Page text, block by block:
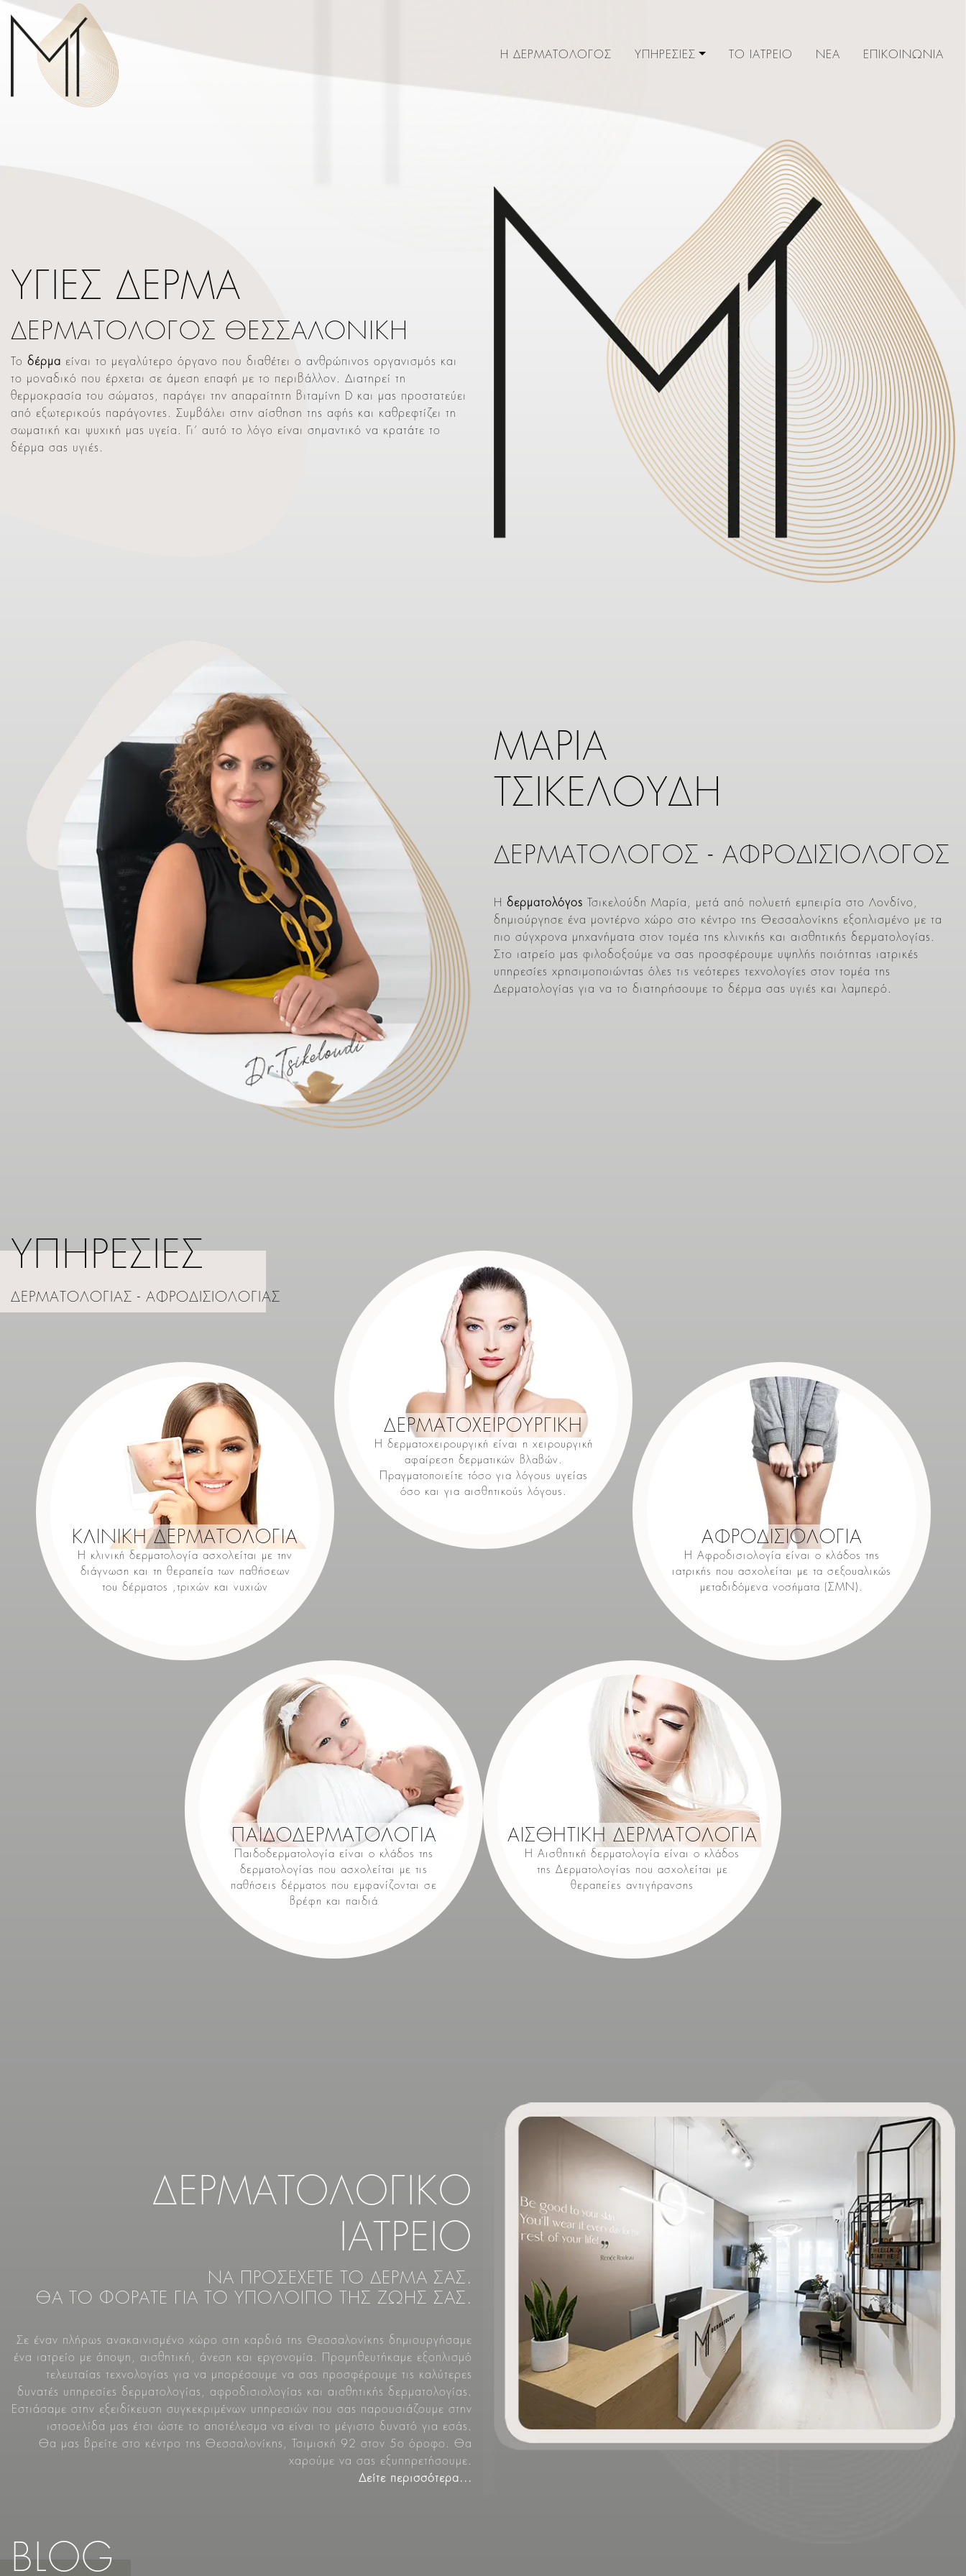
Η ΔΕΡΜΑΤΟΛΟΓΟΣ ΥΠΗΡΕΣΙΕΣ ΤΟ ΙΑΤΡΕΙΟ ΝΕΑ ΕΠΙΚΟΙΝΩΝΙΑ
ΥΓΙΕΣ ΔΕΡΜΑ
ΔΕΡΜΑΤΟΛΟΓΟΣ ΘΕΣΣΑΛΟΝΙΚΗ
Το δέρμα είναι το μεγαλύτερο όργανο που διαθέτει ο ανθρώπινος οργανισμός και
το μοναδικό που έρχεται σε άμεση επαφή με το περιβάλλον. Διατηρεί τη
θερμοκρασία του σώματος, παράγει την απαραίτητη βιταμίνη D και μας προστατεύει
από εξωτερικούς παράγοντες. Συμβάλει στην αίσθηση της αφής και καθρεφτίζει τη
σωματική και ψυχική μας υγεία. Γι’ αυτό το λόγο είναι σημαντικό να κρατάτε το
δέρμα σας υγιές.
ΜΑΡΙΑ
ΤΣΙΚΕΛΟΥΔΗ
ΔΕΡΜΑΤΟΛΟΓΟΣ - ΑΦΡΟΔΙΣΙΟΛΟΓΟΣ
Η δερματολόγος Τσικελούδη Μαρία, μετά από πολυετή εμπειρία στο Λονδίνο,
δημιούργησε ένα μοντέρνο χώρο στο κέντρο της Θεσσαλονίκης εξοπλισμένο με τα
πιο σύγχρονα μηχανήματα στον τομέα της κλινικής και αισθητικής δερματολογίας.
Στο ιατρείο μας φιλοδοξούμε να σας προσφέρουμε υψηλής ποιότητας ιατρικές
υπηρεσίες χρησιμοποιώντας όλες τις νεότερες τεχνολογίες στον τομέα της
Δερματολογίας για να το διατηρήσουμε το δέρμα σας υγιές και λαμπερό.
ΥΠΗΡΕΣΙΕΣ
ΔΕΡΜΑΤΟΛΟΓΙΑΣ - ΑΦΡΟΔΙΣΙΟΛΟΓΙΑΣ
ΚΛΙΝΙΚΗ ΔΕΡΜΑΤΟΛΟΓΙΑ
Η κλινική δερματολογία ασχολείται με την
διάγνωση και τη θεραπεία των παθήσεων
του δέρματος ,τριχών και νυχιών
ΔΕΡΜΑΤΟΧΕΙΡΟΥΡΓΙΚΗ
Η δερματοχειρουργική είναι η χειρουργική
αφαίρεση δερματικών βλαβών.
Πραγματοποιείτε τόσο για λόγους υγείας
όσο και για αισθητικούς λόγους.
ΑΦΡΟΔΙΣΙΟΛΟΓΙΑ
Η Αφροδισιολογία είναι ο κλάδος της
ιατρικής που ασχολείται με τα σεξουαλικώς
μεταδιδόμενα νοσήματα (ΣΜΝ).
ΠΑΙΔΟΔΕΡΜΑΤΟΛΟΓΙΑ
Παιδοδερματολογία είναι ο κλάδος της
δερματολογίας που ασχολείται με τις
παθήσεις δέρματος που εμφανίζονται σε
βρέφη και παιδιά
ΑΙΣΘΗΤΙΚΗ ΔΕΡΜΑΤΟΛΟΓΙΑ
Η Αισθητική δερματολογία είναι ο κλάδος
της Δερματολογίας που ασχολείται με
θεραπείες αντιγήρανσης
ΔΕΡΜΑΤΟΛΟΓΙΚΟ
ΙΑΤΡΕΙΟ
ΝΑ ΠΡΟΣΕΧΕΤΕ ΤΟ ΔΕΡΜΑ ΣΑΣ.
ΘΑ ΤΟ ΦΟΡΑΤΕ ΓΙΑ ΤΟ ΥΠΟΛΟΙΠΟ ΤΗΣ ΖΩΗΣ ΣΑΣ.
Σε έναν πλήρως ανακαινισμένο χώρο στη καρδιά της Θεσσαλονίκης δημιουργήσαμε
ένα ιατρείο με άποψη, αισθητική, άνεση και εργονομία. Προμηθευτήκαμε εξοπλισμό
τελευταίας τεχνολογίας για να μπορέσουμε να σας προσφέρουμε τις καλύτερες
δυνατές υπηρεσίες δερματολογίας, αφροδισιολογίας και αισθητικής δερματολογίας.
Εστιάσαμε στην εξειδίκευση συγκεκριμένων υπηρεσιών που σας παρουσιάζουμε στην
ιστοσελίδα μας έτσι ώστε το αποτέλεσμα να είναι το μέγιστο δυνατό για εσάς.
Θα μας βρείτε στο κέντρο της Θεσσαλονίκης, Τσιμισκή 92 στον 5ο όροφο. Θα
χαρούμε να σας εξυπηρετήσουμε.
Δείτε περισσότερα...
BLOG